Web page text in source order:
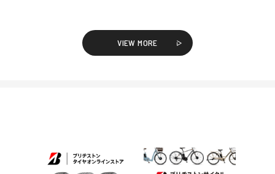
VIEW MORE